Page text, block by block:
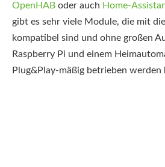
OpenHAB oder auch Home-
gibt es sehr viele Module, die mit
kompatibel sind und ohne großen
Raspberry Pi und einem
Plug&Play-mäßig betrieben werden